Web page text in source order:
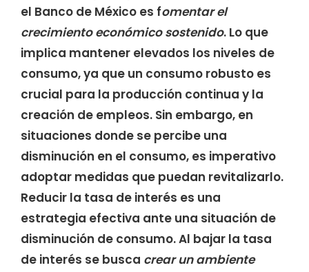
el Banco de México es fomentar el
crecimiento económico sostenido. Lo que
implica mantener elevados los niveles de
consumo, ya que un consumo robusto es
crucial para la producción continua y la
creación de empleos. Sin embargo, en
situaciones donde se percibe una
disminución en el consumo, es imperativo
adoptar medidas que puedan revitalizarlo.
Reducir la tasa de interés es una
estrategia efectiva ante una situación de
disminución de consumo. Al bajar la tasa
de interés se busca crear un ambiente